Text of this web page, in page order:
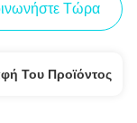
Τώρα
Του Προϊόντος